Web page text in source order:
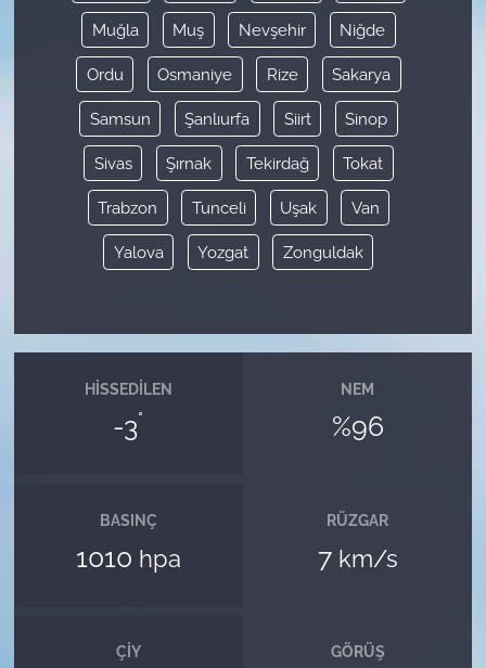
Muğla Muş Nevşehir Niğde
Ordu Osmaniye Rize Sakarya
Samsun Şanlıurfa Siirt Sinop
Sivas Şırnak Tekirdağ Tokat
Trabzon Tunceli Uşak Van
Yalova Yozgat Zonguldak
HISSEDILEN
-3°
NEM
%96
BASINÇ
1010 hpa
RÜZGAR
7 km/s
ÇIY GÖRÜŞ